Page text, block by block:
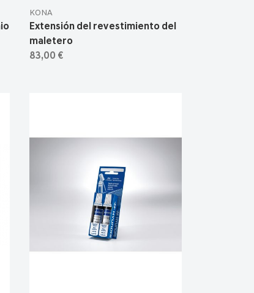
KONA
Extensión del revestimiento del
maletero
83,00 €